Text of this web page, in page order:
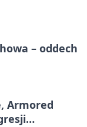
– oddech
Armored